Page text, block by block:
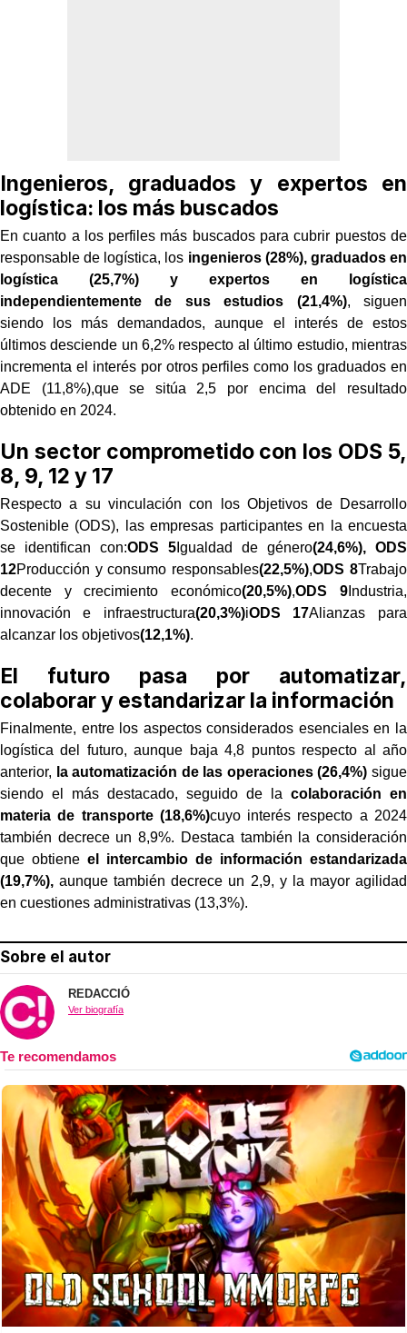
Ingenieros, graduados y expertos en
logística: los más buscados
En cuanto a los perfiles más buscados para cubrir puestos de
responsable de logística, los ingenieros (28%), graduados en
logística (25,7%) y expertos en logística
independientemente de sus estudios (21,4%), siguen
siendo los más demandados, aunque el interés de estos
últimos desciende un 6,2% respecto al último estudio, mientras
incrementa el interés por otros perfiles como los graduados en
ADE (11,8%),que se sitúa 2,5 por encima del resultado
obtenido en 2024.
Un sector comprometido con los ODS 5,
8, 9, 12 y 17
Respecto a su vinculación con los Objetivos de Desarrollo
Sostenible (ODS), las empresas participantes en la encuesta
se identifican con:ODS 5Igualdad de género(24,6%), ODS
12Producción y consumo responsables(22,5%),ODS 8Trabajo
decente y crecimiento económico(20,5%),ODS 9Industria,
innovación e infraestructura(20,3%)iODS 17Alianzas para
alcanzar los objetivos(12,1%).
El futuro pasa por automatizar,
colaborar y estandarizar la información
Finalmente, entre los aspectos considerados esenciales en la
logística del futuro, aunque baja 4,8 puntos respecto al año
anterior, la automatización de las operaciones (26,4%) sigue
siendo el más destacado, seguido de la colaboración en
materia de transporte (18,6%)cuyo interés respecto a 2024
también decrece un 8,9%. Destaca también la consideración
que obtiene el intercambio de información estandarizada
(19,7%), aunque también decrece un 2,9, y la mayor agilidad
en cuestiones administrativas (13,3%).
Sobre el autor
REDACCIÓ
Ver biografía